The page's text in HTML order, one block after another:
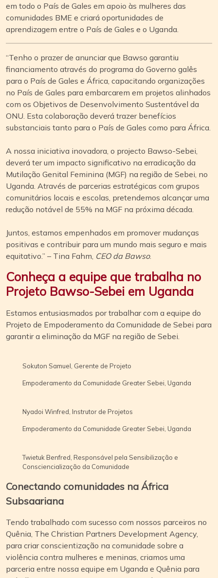
em todo o País de Gales em apoio às mulheres das
comunidades BME e criará oportunidades de
aprendizagem entre o País de Gales e o Uganda.
“Tenho o prazer de anunciar que Bawso garantiu
financiamento através do programa do Governo galês
para o País de Gales e África, capacitando organizações
no País de Gales para embarcarem em projetos alinhados
com os Objetivos de Desenvolvimento Sustentável da
ONU. Esta colaboração deverá trazer benefícios
substanciais tanto para o País de Gales como para África.
A nossa iniciativa inovadora, o projecto Bawso-Sebei,
deverá ter um impacto significativo na erradicação da
Mutilação Genital Feminina (MGF) na região de Sebei, no
Uganda. Através de parcerias estratégicas com grupos
comunitários locais e escolas, pretendemos alcançar uma
redução notável de 55% na MGF na próxima década.
Juntos, estamos empenhados em promover mudanças
positivas e contribuir para um mundo mais seguro e mais
equitativo.” – Tina Fahm, CEO da Bawso.
Conheça a equipe que trabalha no
Projeto Bawso-Sebei em Uganda
Estamos entusiasmados por trabalhar com a equipe do
Projeto de Empoderamento da Comunidade de Sebei para
garantir a eliminação da MGF na região de Sebei.
Sokuton Samuel, Gerente de Projeto
Empoderamento da Comunidade Greater Sebei, Uganda
Nyadoi Winfred, Instrutor de Projetos
Empoderamento da Comunidade Greater Sebei, Uganda
Twietuk Benfred, Responsável pela Sensibilização e
Consciencialização da Comunidade
Conectando comunidades na África
Subsaariana
Tendo trabalhado com sucesso com nossos parceiros no
Quênia, The Christian Partners Development Agency,
para criar conscientização na comunidade sobre a
violência contra mulheres e meninas, criamos uma
parceria entre nossa equipe em Uganda e Quênia para